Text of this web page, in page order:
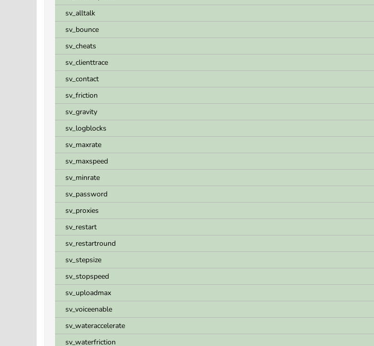
sv_alltalk
sv_bounce
sv_cheats
sv_clienttrace
sv_contact
sv_friction
sv_gravity
sv_logblocks
sv_maxrate
sv_maxspeed
sv_minrate
sv_password
sv_proxies
sv_restart
sv_restartround
sv_stepsize
sv_stopspeed
sv_uploadmax
sv_voiceenable
sv_wateraccelerate
sv_waterfriction